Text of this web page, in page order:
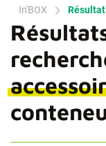
In'BOX chevron_right